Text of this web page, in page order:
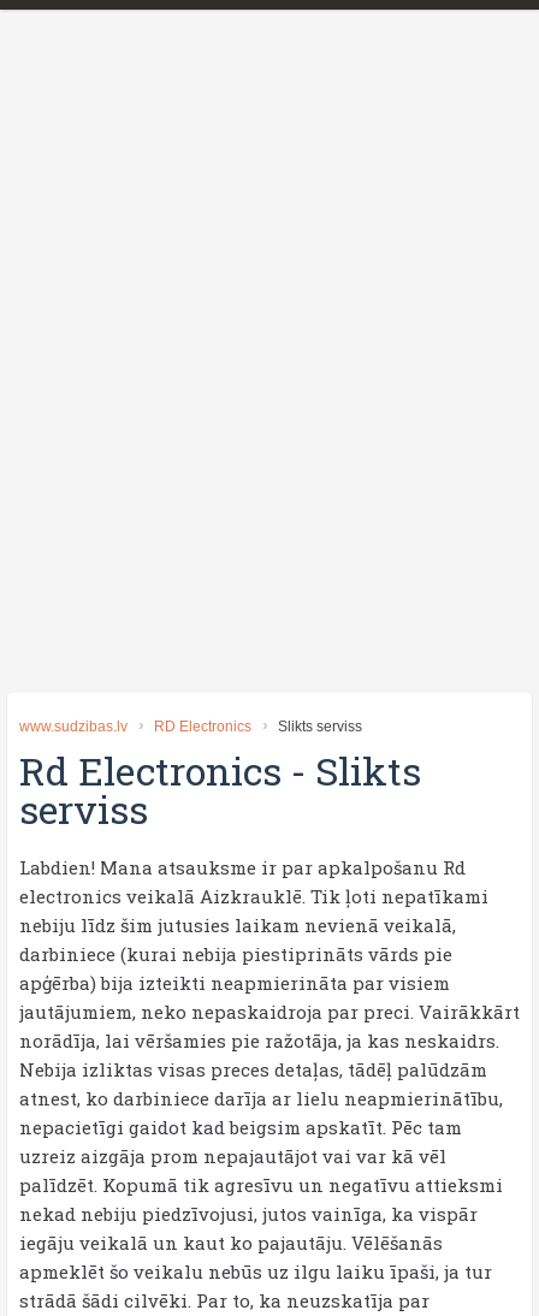
www.sudzibas.lv RD Electronics Slikts serviss
Rd Electronics - Slikts
serviss
Labdien! Mana atsauksme ir par apkalpošanu Rd
electronics veikalā Aizkrauklē. Tik ļoti nepatīkami
nebiju līdz šim jutusies laikam nevienā veikalā,
darbiniece (kurai nebija piestiprināts vārds pie
apģērba) bija izteikti neapmierināta par visiem
jautājumiem, neko nepaskaidroja par preci. Vairākkārt
norādīja, lai vēršamies pie ražotāja, ja kas neskaidrs.
Nebija izliktas visas preces detaļas, tādēļ palūdzām
atnest, ko darbiniece darīja ar lielu neapmierinātību,
nepacietīgi gaidot kad beigsim apskatīt. Pēc tam
uzreiz aizgāja prom nepajautājot vai var kā vēl
palīdzēt. Kopumā tik agresīvu un negatīvu attieksmi
nekad nebiju piedzīvojusi, jutos vainīga, ka vispār
iegāju veikalā un kaut ko pajautāju. Vēlēšanās
apmeklēt šo veikalu nebūs uz ilgu laiku īpaši, ja tur
strādā šādi cilvēki. Par to, ka neuzskatīja par